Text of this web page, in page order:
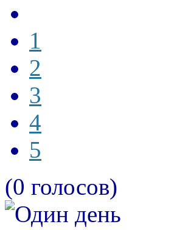
1
2
3
4
5
(0 голосов)